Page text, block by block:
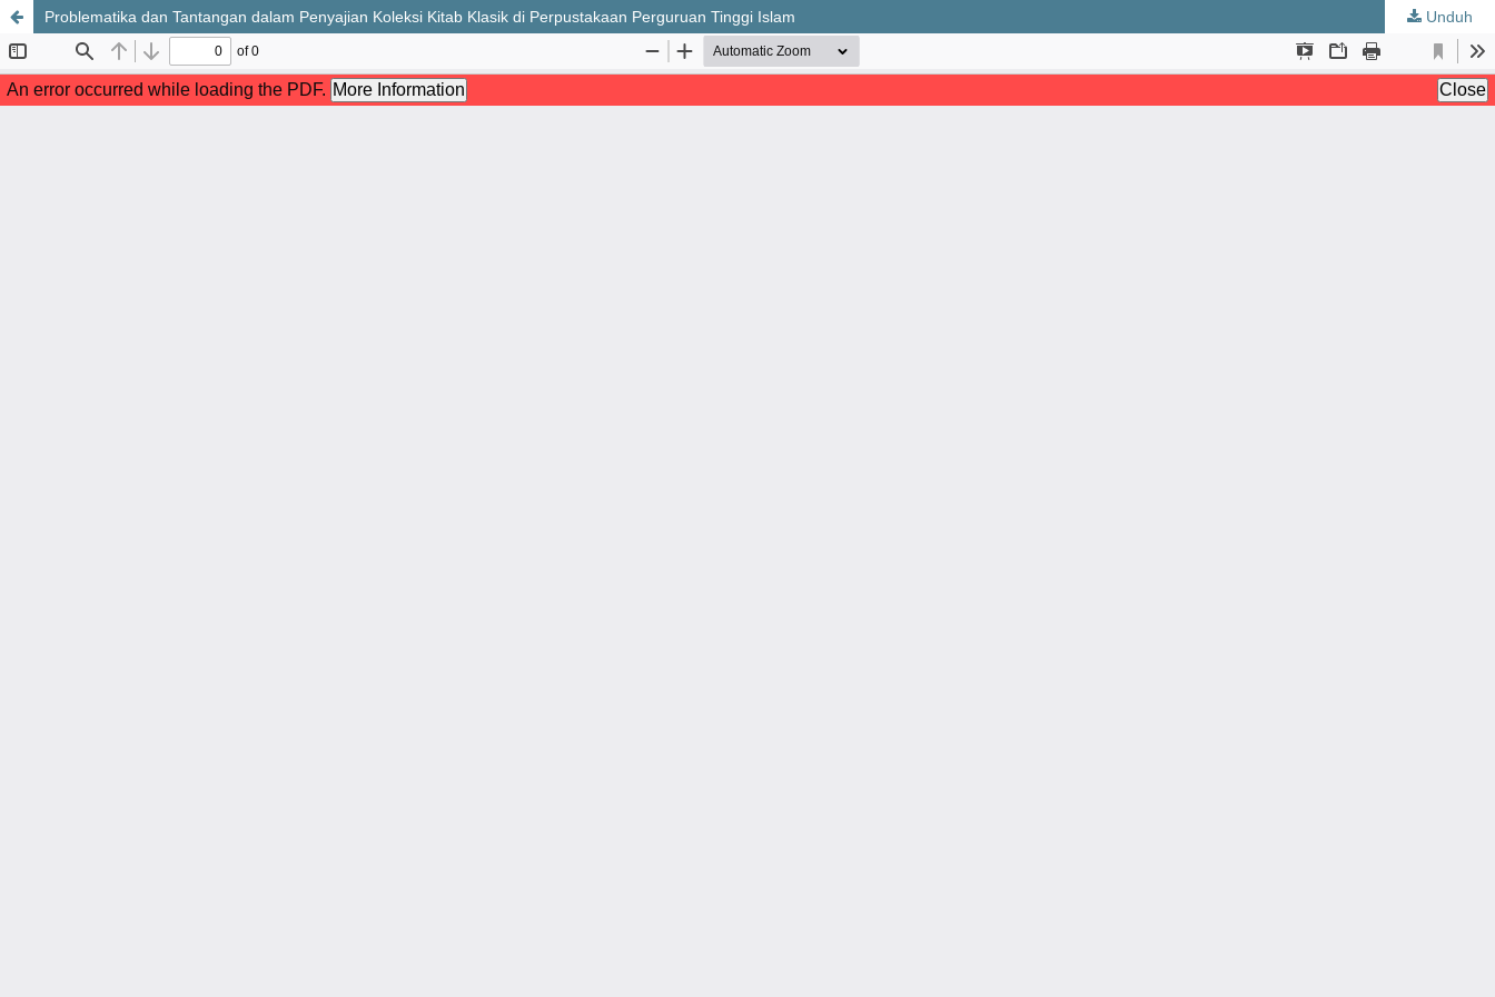
Problematika dan Tantangan dalam Penyajian Koleksi Kitab Klasik di Perpustakaan Perguruan Tinggi Islam Unduh